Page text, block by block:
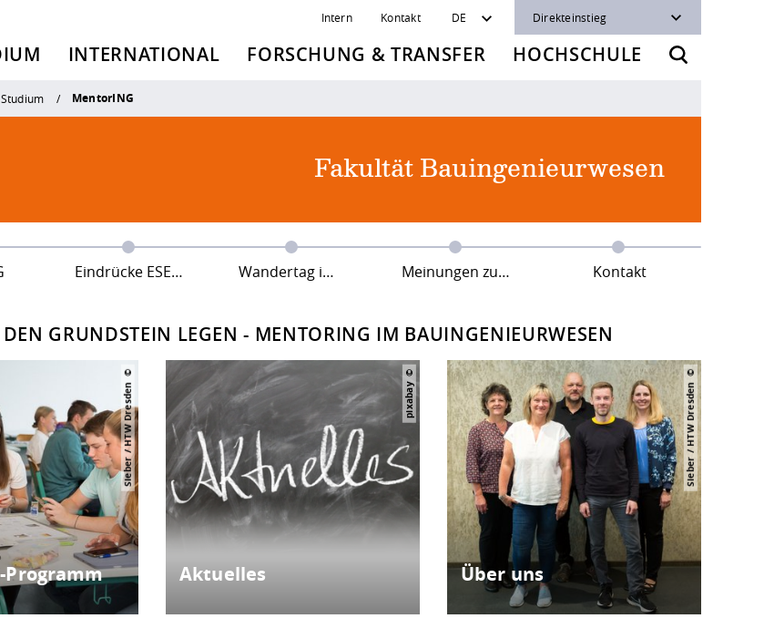
Intern Kontakt DE Direkteinstieg
INTERNATIONAL FORSCHUNG & TRANSFER HOCHSCHULE
Studium MentorING
Fakultät Bauingenieurwesen
Eindrücke ESE 2025 Wandertag im Mai 2022 Meinungen zur ESE Kontakt
GRUNDSTEIN LEGEN - MENTORING IM BAUINGENIEURWESEN
Programm
Sieber / HTW Dresden
Aktuelles
pixabay
Über uns
Sieber / HTW Dresden